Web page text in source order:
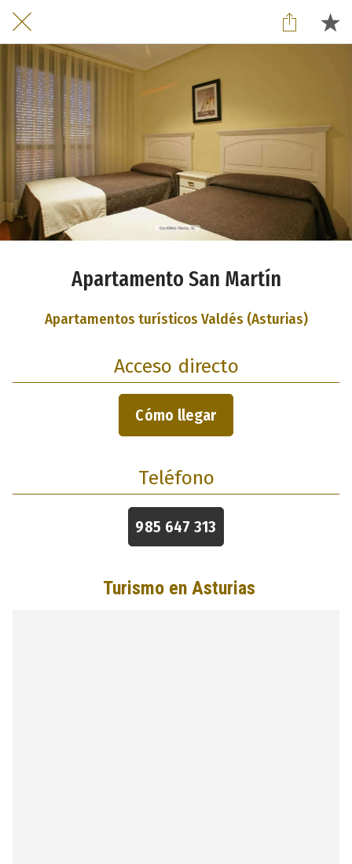
Apartamento San Martín
Apartamentos turísticos Valdés (Asturias)
Acceso directo
Cómo llegar
Teléfono
985 647 313